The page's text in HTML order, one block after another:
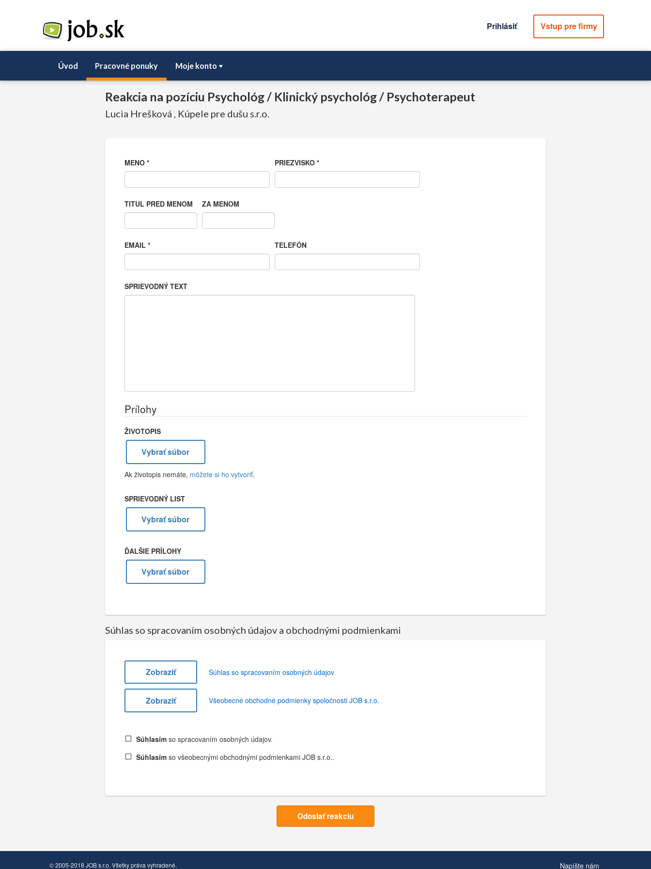
Prihlásiť Vstup pre firmy
Úvod Pracovné ponuky Moje konto
Reakcia na pozíciu Psychológ / Klinický psychológ / Psychoterapeut
Lucia Hrešková , Kúpele pre dušu s.r.o.
MENO * PRIEZVISKO *
TITUL PRED MENOM ZA MENOM
EMAIL * TELEFÓN
SPRIEVODNÝ TEXT
Prílohy
ŽIVOTOPIS
Vybrať súbor
Ak životopis nemáte, môžete si ho vytvoriť.
SPRIEVODNÝ LIST
Vybrať súbor
ĎALŠIE PRÍLOHY
Vybrať súbor
Súhlas so spracovaním osobných údajov a obchodnými podmienkami
Zobraziť Súhlas so spracovaním osobných údajov
Zobraziť Všeobecné obchodné podmienky spoločnosti JOB s.r.o.
Súhlasím so spracovaním osobných údajov.
Súhlasím so všeobecnými obchodnými podmienkami JOB s.r.o..
Odoslať reakciu
© 2005-2018 JOB s.r.o. Všetky práva vyhradené. Napíšte nám